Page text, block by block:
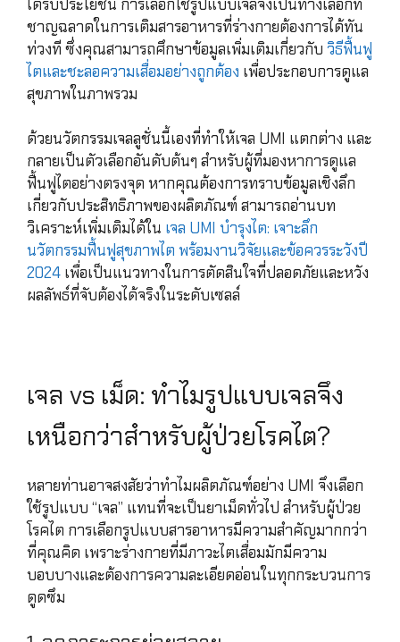
ได้รับประโยชน์ การเลือกใช้รูปแบบเจลจึงเป็นทางเลือกที่
ชาญฉลาดในการเติมสารอาหารที่ร่างกายต้องการได้ทัน
ท่วงที ซึ่งคุณสามารถศึกษาข้อมูลเพิ่มเติมเกี่ยวกับ วิธีฟื้นฟู
ไตและชะลอความเสื่อมอย่างถูกต้อง เพื่อประกอบการดูแล
สุขภาพในภาพรวม
ด้วยนวัตกรรมเจลลูชั่นนี้เองที่ทำให้เจล UMI แตกต่าง และ
กลายเป็นตัวเลือกอันดับต้นๆ สำหรับผู้ที่มองหาการดูแล
ฟื้นฟูไตอย่างตรงจุด หากคุณต้องการทราบข้อมูลเชิงลึก
เกี่ยวกับประสิทธิภาพของผลิตภัณฑ์ สามารถอ่านบท
วิเคราะห์เพิ่มเติมได้ใน เจล UMI บำรุงไต: เจาะลึก
นวัตกรรมฟื้นฟูสุขภาพไต พร้อมงานวิจัยและข้อควรระวังปี
2024 เพื่อเป็นแนวทางในการตัดสินใจที่ปลอดภัยและหวัง
ผลลัพธ์ที่จับต้องได้จริงในระดับเซลล์
เจล vs เม็ด: ทำไมรูปแบบเจลจึง
เหนือกว่าสำหรับผู้ป่วยโรคไต?
หลายท่านอาจสงสัยว่าทำไมผลิตภัณฑ์อย่าง UMI จึงเลือก
ใช้รูปแบบ “เจล” แทนที่จะเป็นยาเม็ดทั่วไป สำหรับผู้ป่วย
โรคไต การเลือกรูปแบบสารอาหารมีความสำคัญมากกว่า
ที่คุณคิด เพราะร่างกายที่มีภาวะไตเสื่อมมักมีความ
บอบบางและต้องการความละเอียดอ่อนในทุกกระบวนการ
ดูดซึม